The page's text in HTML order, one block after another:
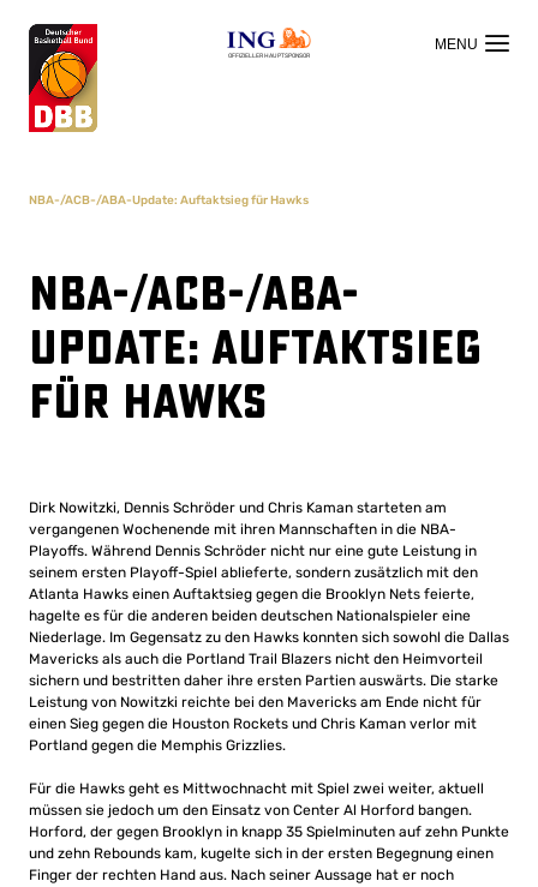
OFFIZIELLER HAUPTSPONSOR
NBA-/ACB-/ABA-Update: Auftaktsieg für Hawks
NBA-/ACB-/ABA-
Update: Auftaktsieg
für Hawks
Dirk Nowitzki, Dennis Schröder und Chris Kaman starteten am
vergangenen Wochenende mit ihren Mannschaften in die NBA-
Playoffs. Während Dennis Schröder nicht nur eine gute Leistung in
seinem ersten Playoff-Spiel ablieferte, sondern zusätzlich mit den
Atlanta Hawks einen Auftaktsieg gegen die Brooklyn Nets feierte,
hagelte es für die anderen beiden deutschen Nationalspieler eine
Niederlage. Im Gegensatz zu den Hawks konnten sich sowohl die Dallas
Mavericks als auch die Portland Trail Blazers nicht den Heimvorteil
sichern und bestritten daher ihre ersten Partien auswärts. Die starke
Leistung von Nowitzki reichte bei den Mavericks am Ende nicht für
einen Sieg gegen die Houston Rockets und Chris Kaman verlor mit
Portland gegen die Memphis Grizzlies.
Für die Hawks geht es Mittwochnacht mit Spiel zwei weiter, aktuell
müssen sie jedoch um den Einsatz von Center Al Horford bangen.
Horford, der gegen Brooklyn in knapp 35 Spielminuten auf zehn Punkte
und zehn Rebounds kam, kugelte sich in der ersten Begegnung einen
Finger der rechten Hand aus. Nach seiner Aussage hat er noch